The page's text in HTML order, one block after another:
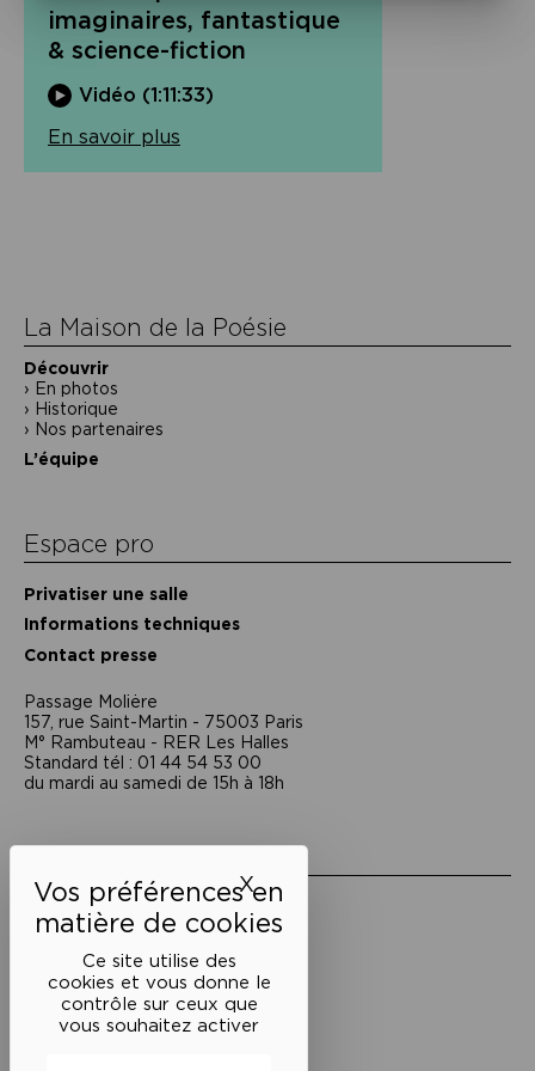
Ce site utilise des
cookies et vous donne le
contrôle sur ceux que
vous souhaitez activer
XMasquer le bandeau des
imaginaires, fantastique
& science-fiction
Vidéo (1:11:33)
En savoir plus
La Maison de la Poésie
Découvrir
En photos
Historique
Nos partenaires
L’équipe
Espace pro
Privatiser une salle
Informations techniques
Contact presse
Passage Moliėre
157, rue Saint-Martin - 75003 Paris
M° Rambuteau - RER Les Halles
Standard tél : 01 44 54 53 00
du mardi au samedi de 15h à 18h
Mentions légales
Politique de confidentialité
Conditions générales de vente
Cookies